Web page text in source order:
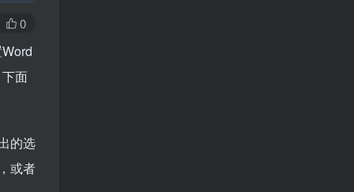
0
面
的选
或者